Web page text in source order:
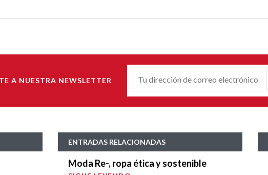
A NUESTRA NEWSLETTER
Correu-
ENTRADAS RELACIONADAS
Moda Re-, ropa ética y sostenible